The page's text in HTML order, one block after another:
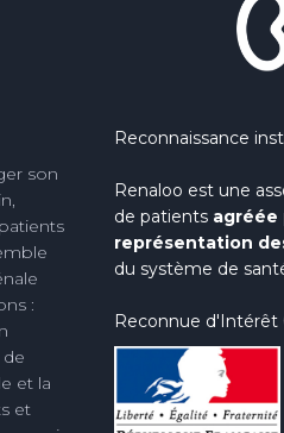
son
:
et la
et
Reconnaissance
Renaloo est une
de patients agréée
représentation
du système de
Reconnue d'Intérêt